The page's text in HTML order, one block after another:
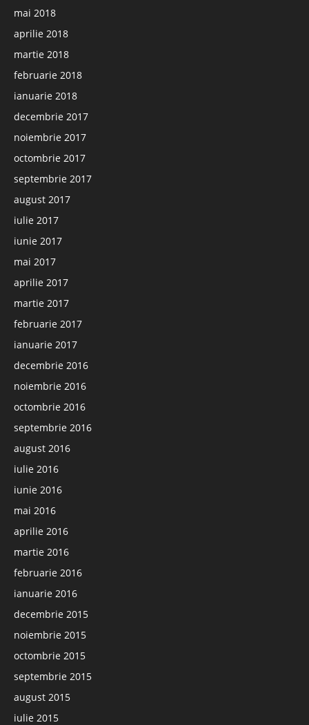
mai 2018
aprilie 2018
martie 2018
februarie 2018
ianuarie 2018
decembrie 2017
noiembrie 2017
octombrie 2017
septembrie 2017
august 2017
iulie 2017
iunie 2017
mai 2017
aprilie 2017
martie 2017
februarie 2017
ianuarie 2017
decembrie 2016
noiembrie 2016
octombrie 2016
septembrie 2016
august 2016
iulie 2016
iunie 2016
mai 2016
aprilie 2016
martie 2016
februarie 2016
ianuarie 2016
decembrie 2015
noiembrie 2015
octombrie 2015
septembrie 2015
august 2015
iulie 2015